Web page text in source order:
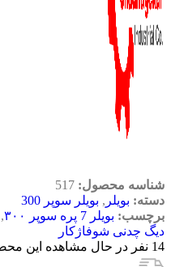
شناسه محصول: 517
دسته: بویلر , بویلر سوپر 300
برچسب: بویلر 7 پره سوپر ۳۰۰ ,
دیگ چدنی شوفاژکار
14 نفر در حال مشاهده این